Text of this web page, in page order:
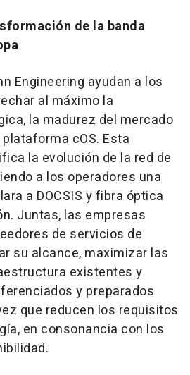
de la banda
Engineering ayudan a los
al máximo la
la madurez del mercado
cOS. Esta
la evolución de la red de
a los operadores una
a DOCSIS y fibra óptica
Juntas, las empresas
de servicios de
su alcance, maximizar las
existentes y
y preparados
que reducen los requisitos
en consonancia con los